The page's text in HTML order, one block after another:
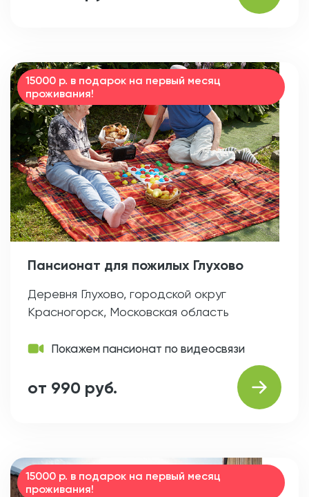
15000 р. в подарок на первый месяц
проживания!
Пансионат для пожилых Глухово
Деревня Глухово, городской округ
Красногорск, Московская область
Покажем пансионат по видеосвязи
от 990 руб.
15000 р. в подарок на первый месяц
проживания!